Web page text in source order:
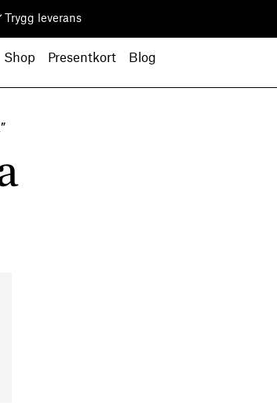
Trygg leverans
Shop Presentkort Blog